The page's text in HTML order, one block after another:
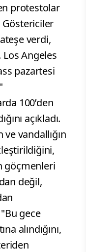
protestolar
Göstericiler
verdi,
Los Angeles
pazartesi
100’den
açıkladı.
vandallığın
göçmenleri
değil,
gece
alındığını,